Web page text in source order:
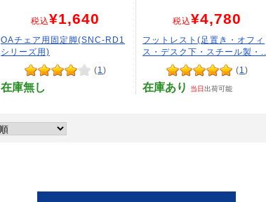
税込¥1,640
OAチェア用固定脚(SNC-RD1
シリーズ用)
(1 )
在庫無し
税込¥4,780
フットレスト(足置き・オフィ
ス・デスク下・スチール製・...
(1 )
在庫あり 当日出荷可能